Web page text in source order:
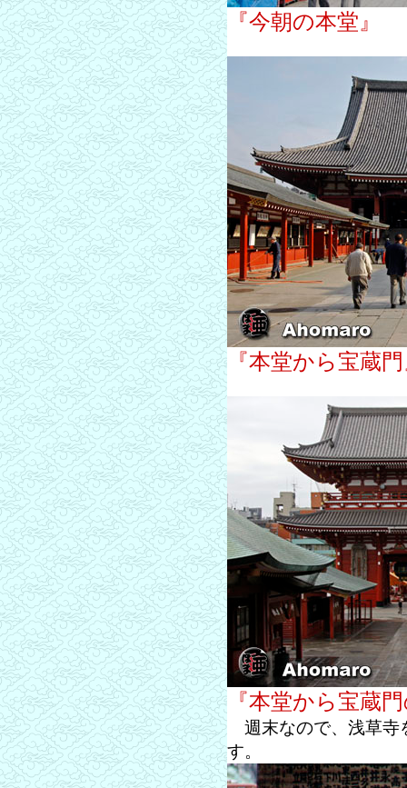
『今朝の本堂』
『本堂から宝蔵
『本堂から宝蔵
週末なので、浅草寺
す。